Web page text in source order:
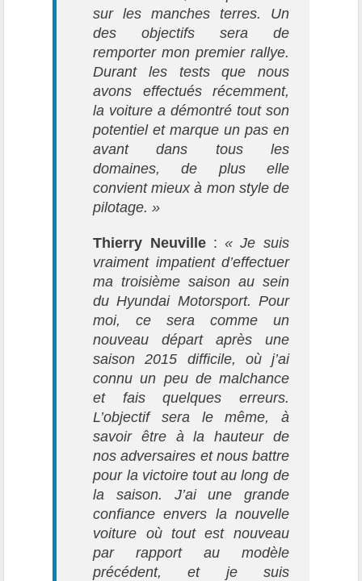
sur les manches terres. Un
des objectifs sera de
remporter mon premier rallye.
Durant les tests que nous
avons effectués récemment,
la voiture a démontré tout son
potentiel et marque un pas en
avant dans tous les
domaines, de plus elle
convient mieux à mon style de
pilotage. »
Thierry Neuville:« Je suis
vraiment impatient d’effectuer
ma troisième saison au sein
du Hyundai Motorsport. Pour
moi, ce sera comme un
nouveau départ après une
saison 2015 difficile, où j’ai
connu un peu de malchance
et fais quelques erreurs.
L’objectif sera le même, à
savoir être à la hauteur de
nos adversaires et nous battre
pour la victoire tout au long de
la saison. J’ai une grande
confiance envers la nouvelle
voiture où tout est nouveau
par rapport au modèle
précédent, et je suis